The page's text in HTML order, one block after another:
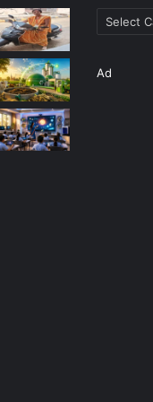
Categories
Ad